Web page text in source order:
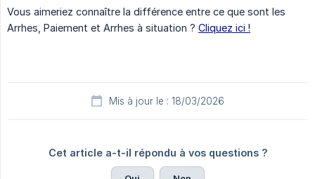
Vous aimeriez connaître la différence entre ce que sont les
Arrhes, Paiement et Arrhes à situation ? Cliquez ici !
Mis à jour le : 18/03/2026
Cet article a-t-il répondu à vos questions ?